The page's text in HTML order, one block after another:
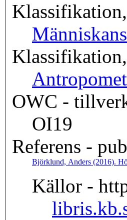
OWC -
OI19
Referens -
Björklund, Anders (2016).
Källor -